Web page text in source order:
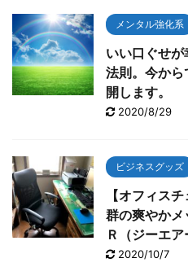
メンタル強化系
いい口ぐせ
法則。今か
開します。
2020/8/29
ビジネスグッズ
【オフィス
群の爽やかメ
Ｒ（ジーエア
2020/10/7